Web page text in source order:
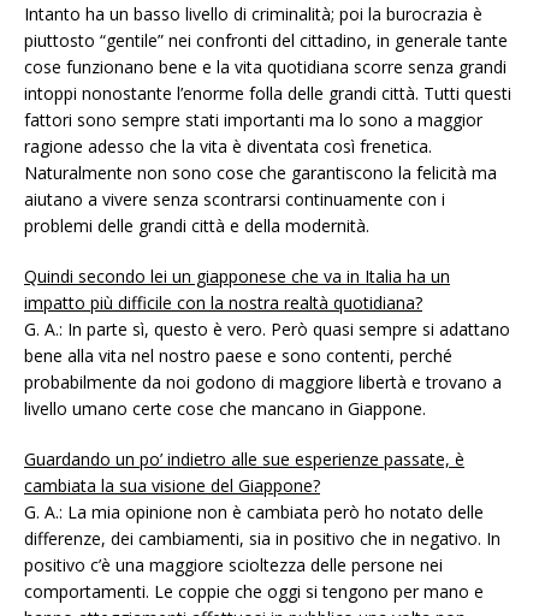
Intanto ha un basso livello di criminalità; poi la burocrazia è
piuttosto “gentile” nei confronti del cittadino, in generale tante
cose funzionano bene e la vita quotidiana scorre senza grandi
intoppi nonostante l’enorme folla delle grandi città. Tutti questi
fattori sono sempre stati importanti ma lo sono a maggior
ragione adesso che la vita è diventata così frenetica.
Naturalmente non sono cose che garantiscono la felicità ma
aiutano a vivere senza scontrarsi continuamente con i
problemi delle grandi città e della modernità.
Quindi secondo lei un giapponese che va in Italia ha un
impatto più difficile con la nostra realtà quotidiana?
G. A.: In parte sì, questo è vero. Però quasi sempre si adattano
bene alla vita nel nostro paese e sono contenti, perché
probabilmente da noi godono di maggiore libertà e trovano a
livello umano certe cose che mancano in Giappone.
Guardando un po’ indietro alle sue esperienze passate, è
cambiata la sua visione del Giappone?
G. A.: La mia opinione non è cambiata però ho notato delle
differenze, dei cambiamenti, sia in positivo che in negativo. In
positivo c’è una maggiore scioltezza delle persone nei
comportamenti. Le coppie che oggi si tengono per mano e